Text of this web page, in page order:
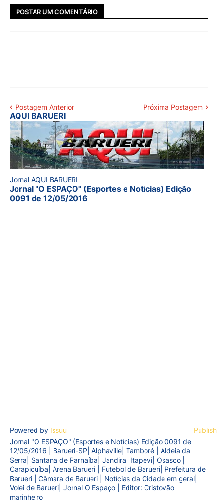
POSTAR UM COMENTÁRIO
Postagem Anterior Próxima Postagem
AQUI BARUERI
Jornal AQUI BARUERI
Jornal "O ESPAÇO" (Esportes e Notícias) Edição
0091 de 12/05/2016
Powered by Issuu
Jornal "O ESPAÇO" (Esportes e Notícias) Edição 0091 de
12/05/2016 | Barueri-SP| Alphaville| Tamboré | Aldeia da
Serra| Santana de Parnaíba| Jandira| Itapevi| Osasco |
Carapicuíba| Arena Barueri | Futebol de Barueri| Prefeitura de
Barueri | Câmara de Barueri | Notícias da Cidade em geral|
Volei de Barueri| Jornal O Espaço | Editor: Cristovão
marinheiro